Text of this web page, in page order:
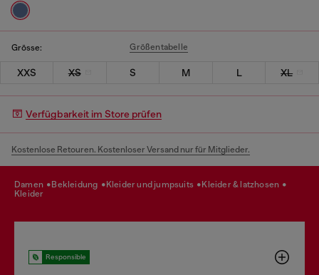
Grösse: Größentabelle
XXS XS S M L XL
Verfügbarkeit im Store prüfen
Kostenlose Retouren. Kostenloser Versand nur für Mitglieder.
damen bekleidung kleider und jumpsuits
kleider & latzhosen
kleider
Responsible